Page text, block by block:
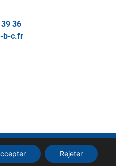
36
b-c.fr
GÉRER MES COOKIES
Rejeter